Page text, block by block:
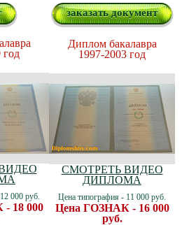
заказать документ
год
000 руб.
18 000
Диплом бакалавра
1997-2003 год
СМОТРЕТЬ ВИДЕО
ДИПЛОМА
Цена типография - 11 000 руб.
Цена ГОЗНАК - 16 000
руб.